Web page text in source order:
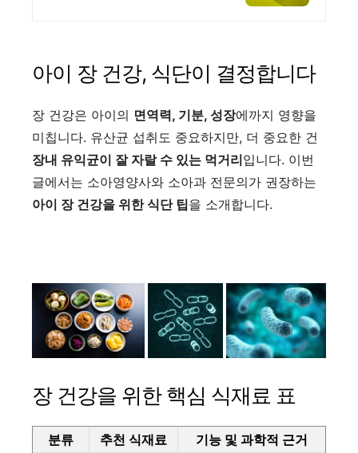
아이 장 건강, 식단이 결정합니다
장 건강은 아이의 면역력, 기분, 성장에까지 영향을
미칩니다. 유산균 섭취도 중요하지만, 더 중요한 건
장내 유익균이 잘 자랄 수 있는 먹거리입니다. 이번
글에서는 소아영양사와 소아과 전문의가 권장하는
아이 장 건강을 위한 식단 팁을 소개합니다.
장 건강을 위한 핵심 식재료 표
분류 추천 식재료 기능 및 과학적 근거